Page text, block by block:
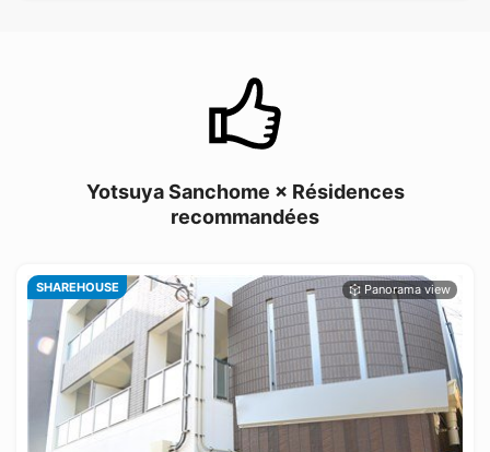
Yotsuya Sanchome × Résidences
recommandées
SHAREHOUSE